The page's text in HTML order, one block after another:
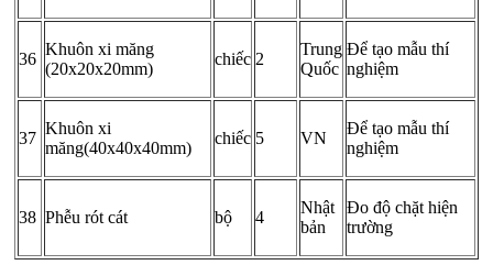
36
Khuôn xi măng
(20x20x20mm)
chiếc 2
Trung
Quốc
Để tạo mẫu thí
nghiệm
37
Khuôn xi
măng(40x40x40mm)
chiếc 5 VN
Để tạo mẫu thí
nghiệm
38 Phễu rót cát bộ 4
Nhật
bản
Đo độ chặt hiện
trường